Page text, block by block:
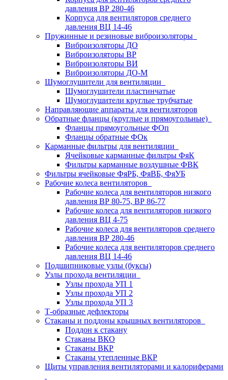
давления ВР 280-46
Корпуса для вентиляторов среднего
давления ВЦ 14-46
Пружинные и резиновые виброизоляторы
Виброизоляторы ДО
Виброизоляторы ВР
Виброизоляторы ВИ
Виброизоляторы ДО-М
Шумоглушители для вентиляции
Шумоглушители пластинчатые
Шумоглушители круглые трубчатые
Направляющие аппараты для вентиляторов
Обратные фланцы (круглые и прямоугольные)
Фланцы прямоугольные ФОп
Фланцы обратные ФОк
Карманные фильтры для вентиляции
Ячейковые карманные фильтры ФяК
Фильтры карманные воздушные ФВК
Фильтры ячейковые ФяРБ, ФяВБ, ФяУБ
Рабочие колеса вентиляторов
Рабочие колеса для вентиляторов низкого
давления ВР 80-75, ВР 86-77
Рабочие колеса для вентиляторов низкого
давления ВЦ 4-75
Рабочие колеса для вентиляторов среднего
давления ВР 280-46
Рабочие колеса для вентиляторов среднего
давления ВЦ 14-46
Подшипниковые узлы (буксы)
Узлы прохода вентиляции
Узлы прохода УП 1
Узлы прохода УП 2
Узлы прохода УП 3
Т-образные дефлекторы
Стаканы и поддоны крышных вентиляторов
Поддон к стакану
Стаканы ВКО
Стаканы ВКР
Стаканы утепленные ВКР
Щиты управления вентиляторами и калориферами